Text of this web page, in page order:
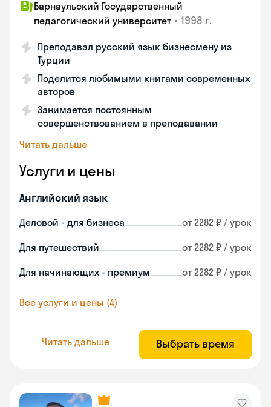
Барнаульский Государственный
педагогический университет • 1998 г.
Преподавал русский язык бизнесмену из
Турции
Поделится любимыми книгами современных
авторов
Занимается постоянным
совершенствованием в преподавании
Читать дальше
Услуги и цены
Английский язык
Деловой - для бизнеса от 2282 ₽ / урок
Для путешествий от 2282 ₽ / урок
Для начинающих - премиум от 2282 ₽ / урок
Все услуги и цены (4)
Читать дальше Выбрать время